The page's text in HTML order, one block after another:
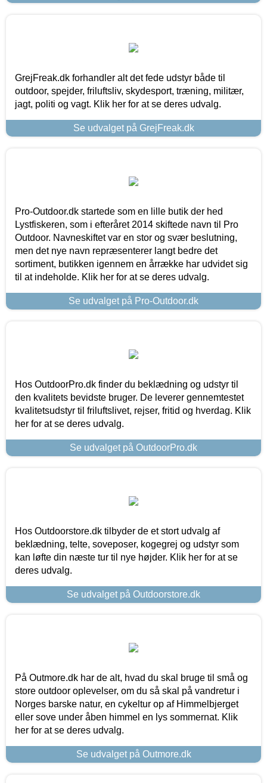
GrejFreak.dk forhandler alt det fede udstyr både til
outdoor, spejder, friluftsliv, skydesport, træning, militær,
jagt, politi og vagt. Klik her for at se deres udvalg.
Se udvalget på GrejFreak.dk
Pro-Outdoor.dk startede som en lille butik der hed
Lystfiskeren, som i efteråret 2014 skiftede navn til Pro
Outdoor. Navneskiftet var en stor og svær beslutning,
men det nye navn repræsenterer langt bedre det
sortiment, butikken igennem en årrække har udvidet sig
til at indeholde. Klik her for at se deres udvalg.
Se udvalget på Pro-Outdoor.dk
Hos OutdoorPro.dk finder du beklædning og udstyr til
den kvalitets bevidste bruger. De leverer gennemtestet
kvalitetsudstyr til friluftslivet, rejser, fritid og hverdag. Klik
her for at se deres udvalg.
Se udvalget på OutdoorPro.dk
Hos Outdoorstore.dk tilbyder de et stort udvalg af
beklædning, telte, soveposer, kogegrej og udstyr som
kan løfte din næste tur til nye højder. Klik her for at se
deres udvalg.
Se udvalget på Outdoorstore.dk
På Outmore.dk har de alt, hvad du skal bruge til små og
store outdoor oplevelser, om du så skal på vandretur i
Norges barske natur, en cykeltur op af Himmelbjerget
eller sove under åben himmel en lys sommernat. Klik
her for at se deres udvalg.
Se udvalget på Outmore.dk